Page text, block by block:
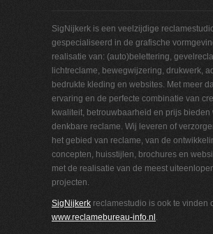
SigNijkerk is een veelzijdige
gespecialiseerd in de grafische
realisatie van: (auto)belettering,
lichtreclame, bewegwijzering, drukwerk,
bedrukte kleding en websites. Met meer
ervaring en de perfecte combinatie van
kwaliteit, betrouwbaarheid en prijs bieden
denkbare reclame. Wij leveren of
het gebied van reclame, van de
concepten, huisstijlen, brochures en
met de realisatie van de meest
projecten.
SigNijkerk reclamestudio is ook te vinden
www.reclamebureau-info.nl